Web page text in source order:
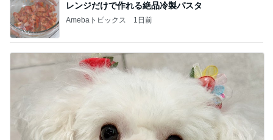
レンジだけで作れる絶品冷製パスタ
Amebaトピックス 1日前